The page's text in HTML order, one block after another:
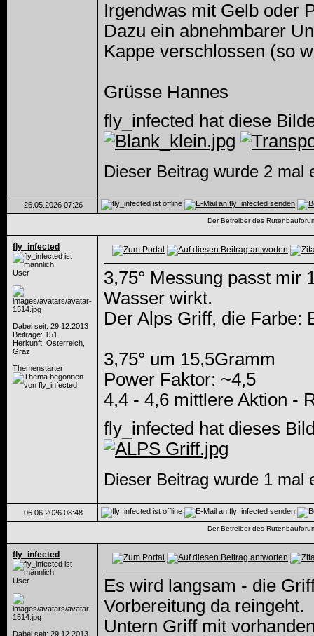
Irgendwas mit Gelb oder
Dazu ein abnehmbarer
Kappe verschlossen (so
Grüsse Hannes
fly_infected hat diese
Dieser Beitrag wurde 2
26.05.2026 07:26
Der Betreiber des
fly_infected
User
Dabei seit: 29.12.2013
Beiträge: 151
Herkunft: Österreich,
Graz
Themenstarter
3,75° Messung passt mir
Wasser wirkt.
Der Alps Griff, die Farbe:
3,75° um 15,5Gramm
Power Faktor: ~4,5
4,4 - 4,6 mittlere Aktion -
fly_infected hat dieses
Dieser Beitrag wurde 1
06.06.2026 08:48
Der Betreiber des
fly_infected
User
Dabei seit: 29.12.2013
Es wird langsam - die
Vorbereitung da reingeht.
Untern Griff mit